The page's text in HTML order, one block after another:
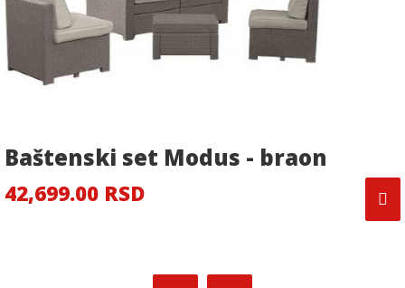
Baštenski set Modus - braon
42,699.00 RSD